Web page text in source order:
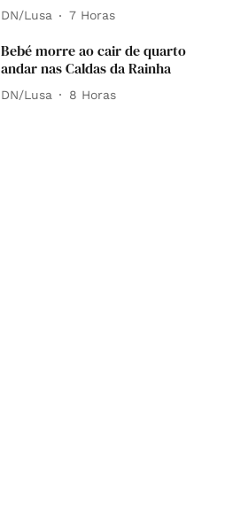
DN/Lusa 7 Horas
Bebé morre ao cair de quarto
andar nas Caldas da Rainha
DN/Lusa 8 Horas